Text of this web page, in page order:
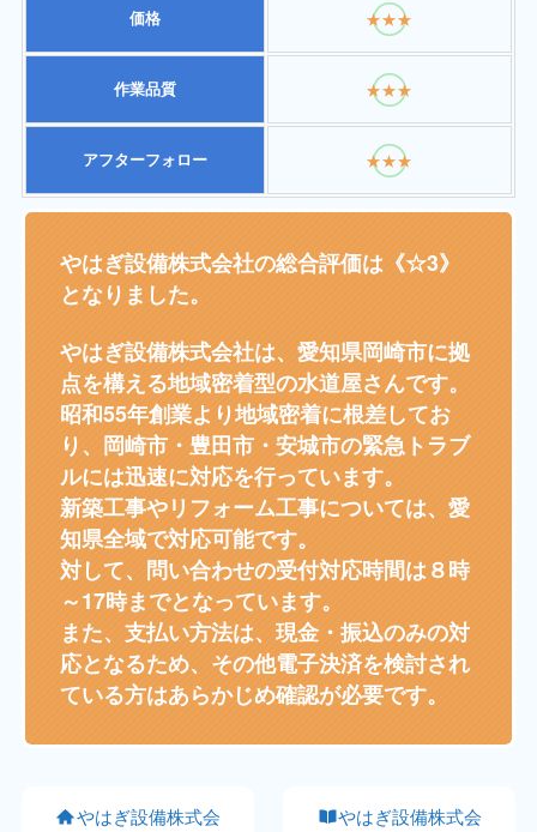
価格 ★★★
作業品質 ★★★
アフターフォロー ★★★
やはぎ設備株式会社の総合評価は《☆3》
となりました。
やはぎ設備株式会社は、愛知県岡崎市に拠
点を構える地域密着型の水道屋さんです。
昭和55年創業より地域密着に根差してお
り、岡崎市・豊田市・安城市の緊急トラブ
ルには迅速に対応を行っています。
新築工事やリフォーム工事については、愛
知県全域で対応可能です。
対して、問い合わせの受付対応時間は８時
～17時までとなっています。
また、支払い方法は、現金・振込のみの対
応となるため、その他電子決済を検討され
ている方はあらかじめ確認が必要です。
やはぎ設備株式会
やはぎ設備株式会